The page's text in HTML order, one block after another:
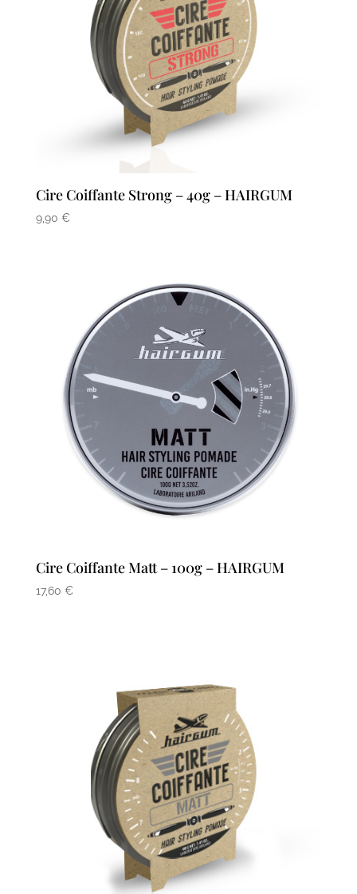
Cire Coiffante Strong – 40g – HAIRGUM
9,90 €
Cire Coiffante Matt – 100g – HAIRGUM
17,60 €